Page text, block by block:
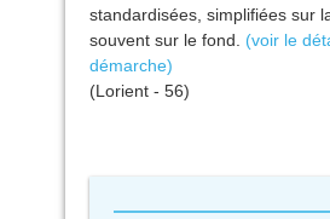
standardisées, simplifiées sur
souvent sur le fond. (voir le
démarche)
(Lorient - 56)